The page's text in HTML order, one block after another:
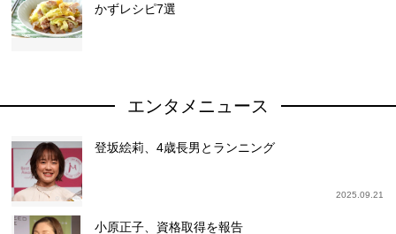
かずレシピ7選
エンタメニュース
登坂絵莉、4歳長男とランニング
2025.09.21
小原正子、資格取得を報告